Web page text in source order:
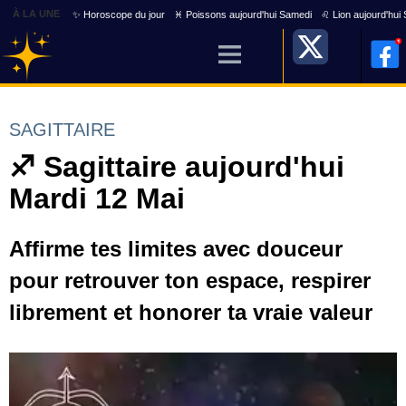
À LA UNE ✨ Horoscope du jour ♓ Poissons aujourd'hui Samedi ♌ Lion aujourd'hui
SAGITTAIRE
♐ Sagittaire aujourd'hui
Mardi 12 Mai
Affirme tes limites avec douceur
pour retrouver ton espace, respirer
librement et honorer ta vraie valeur